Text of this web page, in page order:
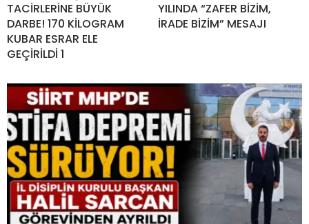
TACİRLERİNE BÜYÜK
DARBE! 170 KİLOGRAM
KUBAR ESRAR ELE
GEÇİRİLDİ 1
YILINDA “ZAFER BİZİM,
İRADE BİZİM” MESAJI